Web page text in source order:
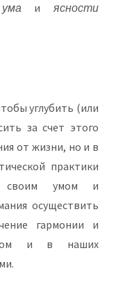
ума и ясности
углубить (или
за счет этого
от жизни, но и в
практики
своим умом и
осуществить
гармонии и
и в наших